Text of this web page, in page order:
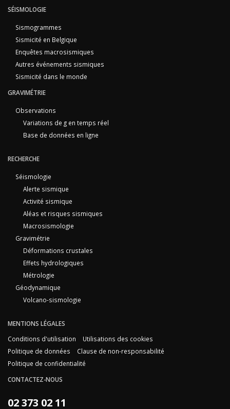
SÉISMOLOGIE
Sismogrammes
Sismicité en Belgique
Enquêtes macrosismiques
Autres événements sismiques
Sismicité dans le monde
GRAVIMÉTRIE
Observations
Variations de g en temps réel
Base de données en ligne
RECHERCHE
Séismologie
Alerte sismique
Activité sismique
Aléas et risques sismiques
Macrosismologie
Gravimétrie
Déformations crustales
Effets hydrologiques
Métrologie
Géodynamique
Volcano-sismologie
MENTIONS LÉGALES
Conditions d'utilisation
Utilisations des cookies
Politique de données
Clause de non-responsabilité
Politique de confidentialité
CONTACTEZ-NOUS
02 373 02 11